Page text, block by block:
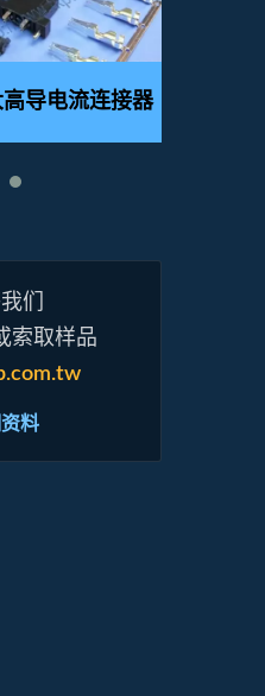
导电流连接器
们
索取样品
料